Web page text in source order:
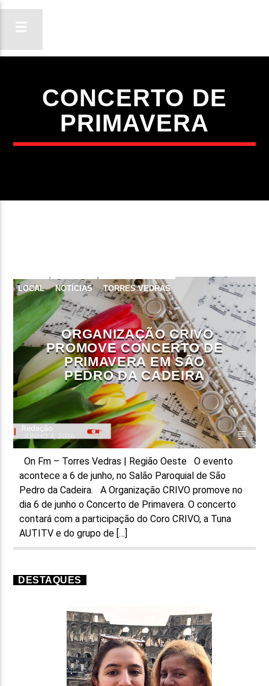
ON FM
LIGA-TE
FAIXA ATUAL
TÍTULO
ARTISTA
ON FM
CONCERTO DE
PRIMAVERA
LOCAL NOTÍCIAS TORRES VEDRAS
ORGANIZAÇÃO CRIVO
PROMOVE CONCERTO DE
PRIMAVERA EM SÃO
PEDRO DA CADEIRA
Redação
On Fm – Torres Vedras | Região Oeste O evento
acontece a 6 de junho, no Salão Paroquial de São
Pedro da Cadeira. A Organização CRIVO promove no
dia 6 de junho o Concerto de Primavera. O concerto
contará com a participação do Coro CRIVO, a Tuna
AUTITV e do grupo de […]
DESTAQUES